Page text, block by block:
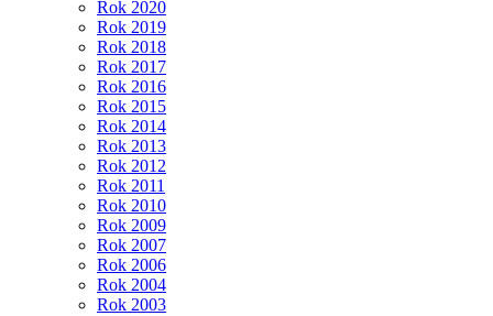
Rok 2020
Rok 2019
Rok 2018
Rok 2017
Rok 2016
Rok 2015
Rok 2014
Rok 2013
Rok 2012
Rok 2011
Rok 2010
Rok 2009
Rok 2007
Rok 2006
Rok 2004
Rok 2003